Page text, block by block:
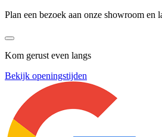
Plan een bezoek aan onze showroom en
Kom gerust even langs
Bekijk openingstijden